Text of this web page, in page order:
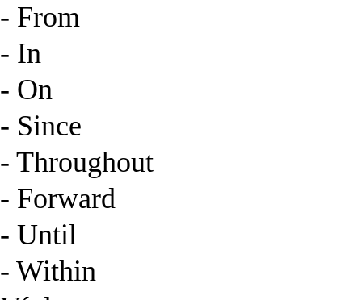
- From
- In
- On
- Since
- Throughout
- Forward
- Until
- Within